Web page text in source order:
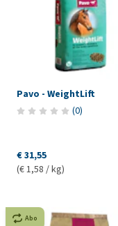
Pavo - WeightLift
(0)
€ 31,55
(€ 1,58 / kg)
Abo